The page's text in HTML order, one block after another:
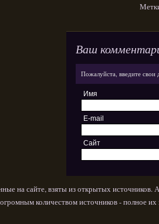
Ваш
Пожалуйста, введите
Имя
E-mail
Сайт
на сайте, взяты из открытых
количеством источников - полное